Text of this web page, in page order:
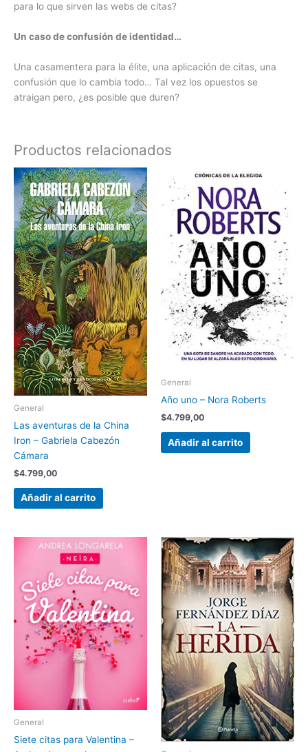
para lo que sirven las webs de citas?
Un caso de confusión de identidad…
Una casamentera para la élite, una aplicación de citas, una
confusión que lo cambia todo… Tal vez los opuestos se
atraigan pero, ¿es posible que duren?
Productos relacionados
General
Las aventuras de la China
Iron – Gabriela Cabezón
Cámara
$4.799,00
Añadir al carrito
General
Año uno – Nora Roberts
$4.799,00
Añadir al carrito
General
Siete citas para Valentina –